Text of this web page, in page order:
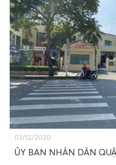
03/12/2020
ỦY BAN NHÂN DÂN